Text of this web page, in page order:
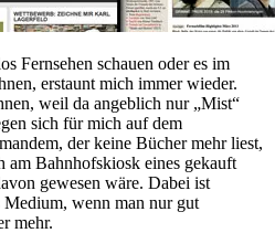
Fernsehen schauen oder es im
erstaunt mich immer wieder.
weil da angeblich nur „Mist“
sich für mich auf dem
der keine Bücher mehr liest,
am Bahnhofskiosk eines gekauft
gewesen wäre. Dabei ist
Medium, wenn man nur gut
mehr.